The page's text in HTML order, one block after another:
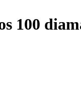
100